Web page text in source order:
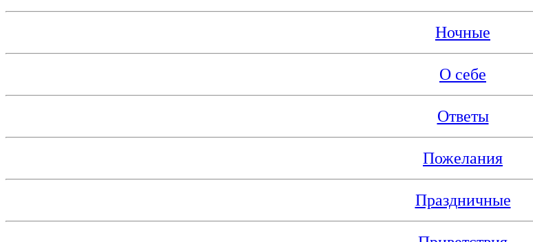
Ночные
О себе
Ответы
Пожелания
Праздничные